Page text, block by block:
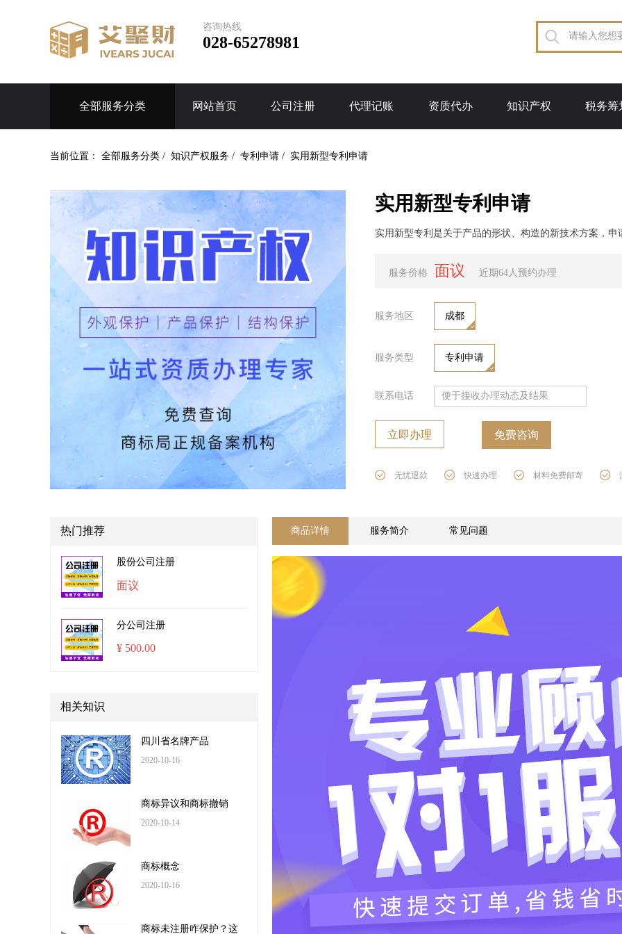
咨询热线
028-65278981
全部服务分类 网站首页 公司注册 代理记账 资质代办 知识产权 税务筹
当前位置： 全部服务分类 / 知识产权服务 / 专利申请 / 实用新型专利申请
实用新型专利申请
实用新型专利是关于产品的形状、构造的新技术方案，
服务价格 面议 近期64人预约办理
服务地区 成都
服务类型 专利申请
联系电话
立即办理 免费咨询
无忧退款 快速办理 材料免费邮寄
热门推荐
股份公司注册
面议
分公司注册
¥ 500.00
相关知识
四川省名牌产品
2020-10-16
商标异议和商标撤销
2020-10-14
商标概念
2020-10-16
商标未注册咋保护？这
商品详情 服务简介 常见问题